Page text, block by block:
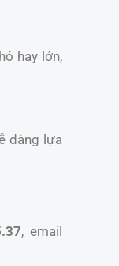
hay lớn,
dàng lựa
, email